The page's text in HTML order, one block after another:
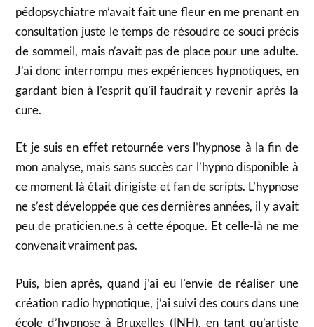
pédopsychiatre m’avait fait une fleur en me prenant en
consultation juste le temps de résoudre ce souci précis
de sommeil, mais n’avait pas de place pour une adulte.
J’ai donc interrompu mes expériences hypnotiques, en
gardant bien à l’esprit qu’il faudrait y revenir après la
cure.
Et je suis en effet retournée vers l’hypnose à la fin de
mon analyse, mais sans succès car l’hypno disponible à
ce moment là était dirigiste et fan de scripts. L’hypnose
ne s’est développée que ces dernières années, il y avait
peu de praticien.ne.s à cette époque. Et celle-là ne me
convenait vraiment pas.
Puis, bien après, quand j’ai eu l’envie de réaliser une
création radio hypnotique, j’ai suivi des cours dans une
école d’hypnose à Bruxelles (INH), en tant qu’artiste